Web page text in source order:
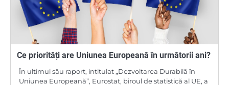
Ce priorități are Uniunea Europeană în următorii ani?
În ultimul său raport, intitulat „Dezvoltarea Durabilă în
Uniunea Europeană”, Eurostat, biroul de statistică al UE, a